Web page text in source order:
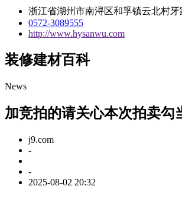
浙江省湖州市南浔区和孚镇云北村牙
0572-3089555
http://www.hysanwu.com
装修建材百科
News
加竞拍的请关心本次拍卖勾
j9.com
-
-
2025-08-02 20:32